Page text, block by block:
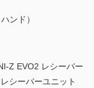
ンド）
Z EVO2 レシーバー
シーバーユニット